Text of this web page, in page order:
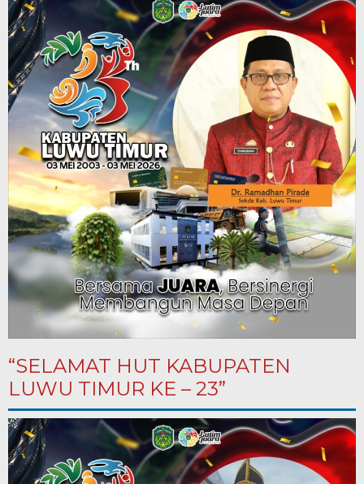
“SELAMAT HUT KABUPATEN
LUWU TIMUR KE – 23”